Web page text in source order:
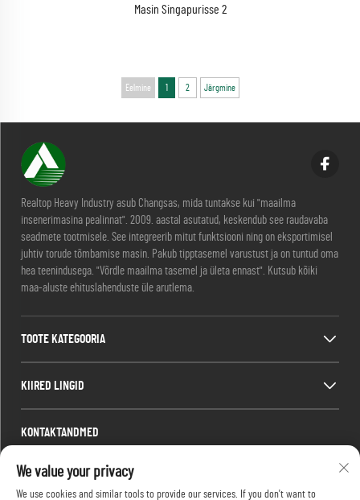
Masin Singapurisse 2
Eelmine 1 2 Järgmine
Realtop Heavy Industry asub Changsas, mida tuntakse kui "maailma
insenerimasina pealinnat". 2009. aastal asutatud, keskendub see raudavaba
seadmete tootmisele. See integreerib mitut funktsiooni ning on eksportimisel
juhtiv torude tõmbamise masin. Pakub tipptasemel varustust ja on tuntud oma
hea teenindusega. "Võrdle maailma tasemel ja ületa ennast". Kutsub kõiki
maa-aluste ehituslahenduste üle arutlema.
TOOTE KATEGOORIA
KIIRED LINGID
KONTAKTANDMED
Office add : Nr. 688, Shaping Industry Park, Kaifu District, Changsha City,
We value your privacy
We use cookies and similar tools to provide our services. If you don't want to